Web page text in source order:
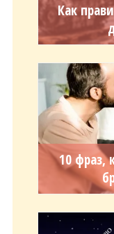
Как
10 фраз,